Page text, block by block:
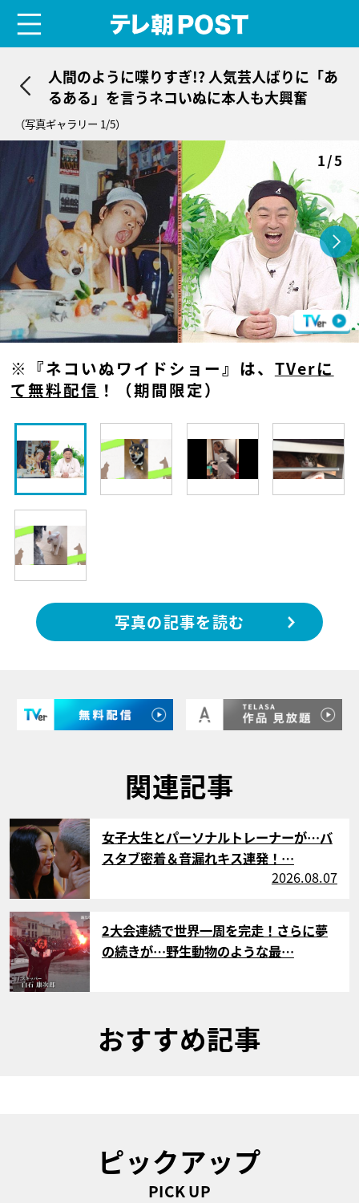
人間のように喋りすぎ!? 人気芸人ばりに「あ
るある」を言うネコいぬに本人も大興奮
（写真ギャラリー 1/5）
1/5
※『ネコいぬワイドショー』は、 TVerに
て無料配信 ！（期間限定）
写真の記事を読む
関連記事
サムネイル
女子大生とパーソナルトレーナーが…バ
スタブ密着＆音漏れキス連発！…
2026.08.07
サムネイル
2大会連続で世界一周を完走！さらに夢
の続きが…野生動物のような最…
おすすめ記事
ピックアップ
PICK UP